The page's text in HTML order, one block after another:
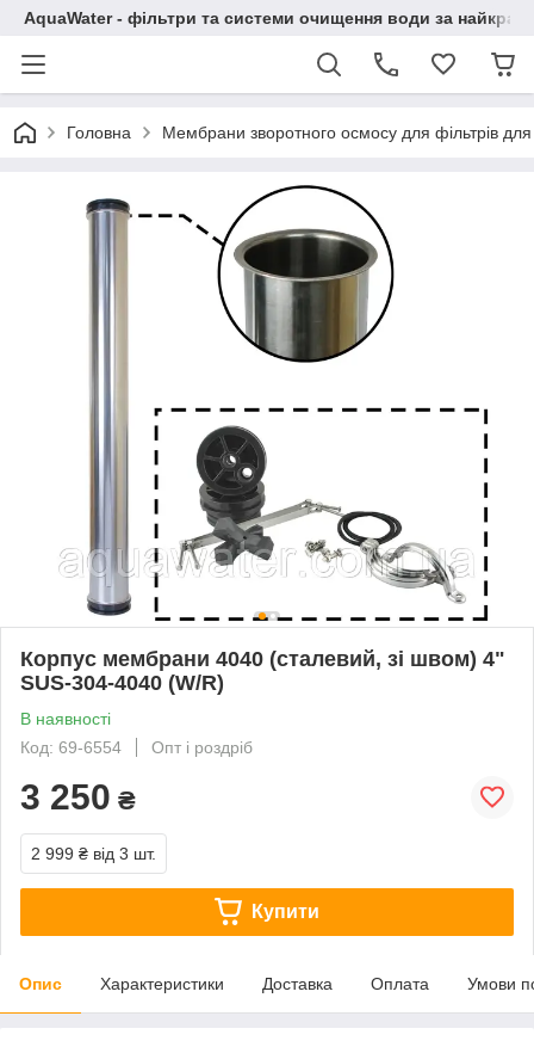
AquaWater - фільтри та системи очищення води за
Головна Мембрани зворотного осмосу для фільтрів
Корпус мембрани 4040 (сталевий, зі швом) 4"
SUS-304-4040 (W/R)
В наявності
Код: 69-6554
Опт і роздріб
3 250 ₴
2 999 ₴ від 3 шт.
Купити
Опис Характеристики Доставка Оплата Умови